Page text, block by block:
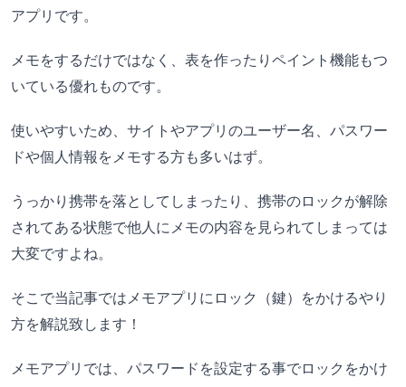
アプリです。
メモをするだけではなく、表を作ったりペイント機能もつ
いている優れものです。
使いやすいため、サイトやアプリのユーザー名、パスワー
ドや個人情報をメモする方も多いはず。
うっかり携帯を落としてしまったり、携帯のロックが解除
されてある状態で他人にメモの内容を見られてしまっては
大変ですよね。
そこで当記事ではメモアプリにロック（鍵）をかけるやり
方を解説致します！
メモアプリでは、パスワードを設定する事でロックをかけ